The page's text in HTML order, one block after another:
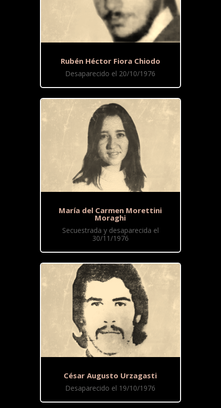
Rubén Héctor Fiora Chiodo
Desaparecido el 20/10/1976
María del Carmen Morettini
Moraghi
Secuestrada y desaparecida el
30/11/1976
César Augusto Urzagasti
Desaparecido el 19/10/1976